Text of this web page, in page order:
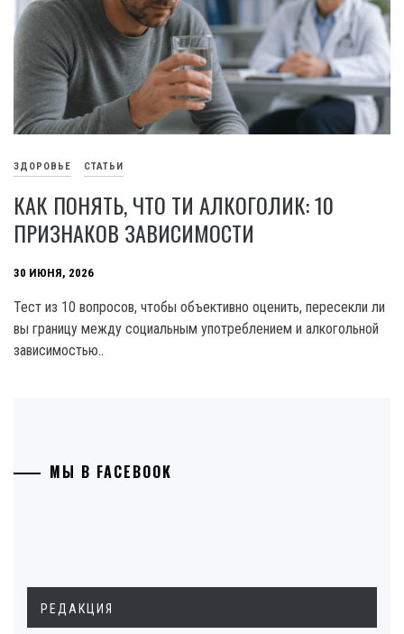
ЗДОРОВЬЕ СТАТЬИ
КАК ПОНЯТЬ, ЧТО ТИ АЛКОГОЛИК: 10
ПРИЗНАКОВ ЗАВИСИМОСТИ
30 ИЮНЯ, 2026
Тест из 10 вопросов, чтобы объективно оценить, пересекли ли
вы границу между социальным употреблением и алкогольной
зависимостью..
МЫ В FACEBOOK
РЕДАКЦИЯ